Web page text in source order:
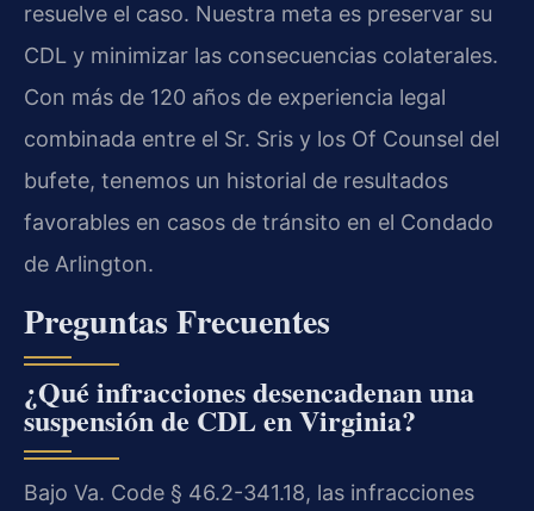
resuelve el caso. Nuestra meta es preservar su
CDL y minimizar las consecuencias colaterales.
Con más de 120 años de experiencia legal
combinada entre el Sr. Sris y los Of Counsel del
bufete, tenemos un historial de resultados
favorables en casos de tránsito en el Condado
de Arlington.
Preguntas Frecuentes
¿Qué infracciones desencadenan una
suspensión de CDL en Virginia?
Bajo Va. Code § 46.2-341.18, las infracciones